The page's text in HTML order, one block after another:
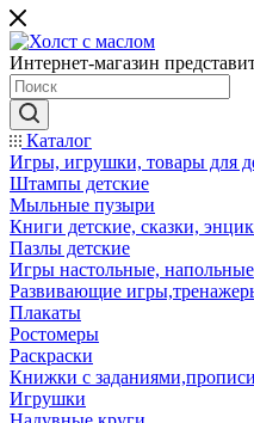
Интернет-магазин
Каталог
Игры, игрушки, товары для
Штампы детские
Мыльные пузыри
Книги детские, сказки,
Пазлы детские
Игры настольные, напольные
Развивающие
Плакаты
Ростомеры
Раскраски
Книжки с заданиями,прописи
Игрушки